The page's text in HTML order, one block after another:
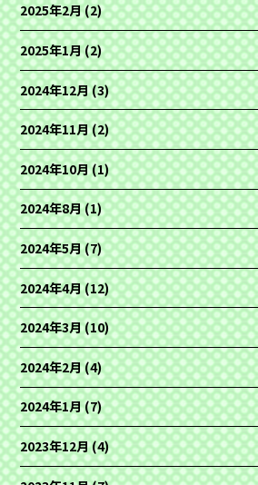
2025年2月(2)
2025年1月(2)
2024年12月(3)
2024年11月(2)
2024年10月(1)
2024年8月(1)
2024年5月(7)
2024年4月(12)
2024年3月(10)
2024年2月(4)
2024年1月(7)
2023年12月(4)